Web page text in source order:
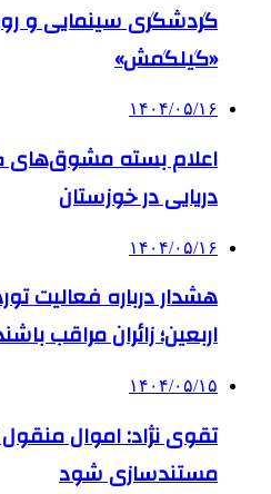
گردشگری سینمایی و
«گیلگمش»
۱۴۰۴/۰۵/۱۶
اعلام بسته
دریایی در خوزستان
۱۴۰۴/۰۵/۱۶
هشدار درباره فعالیت
اربعین؛ زائران مراقب
۱۴۰۴/۰۵/۱۵
تقوی نژاد: اموال
مستندسازی شود